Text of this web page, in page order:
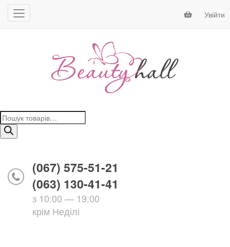
Увійти
Пошук
товарів
(067) 575-51-21
(063) 130-41-41
з 10:00 — 19:00
крім Неділі